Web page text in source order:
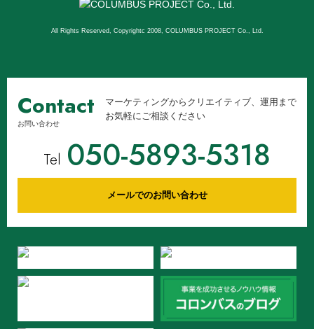
All Rights Reserved, Copyrightc 2008, COLUMBUS PROJECT Co., Ltd.
Contact
お問い合わせ
マーケティングからクリエイティブ、運用まで
お気軽にご相談ください
Tel 050-5893-5318
メールでのお問い合わせ